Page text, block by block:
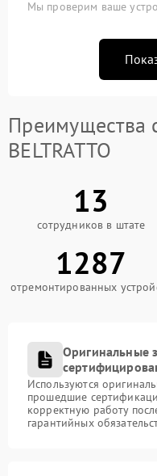
Мы проверим ваше
Преимущества
BELTRATTO
13
сотрудников в штате
1287
отремонтированных
Оригинальные
Используются
прошедшие
корректную работу
гарантийных